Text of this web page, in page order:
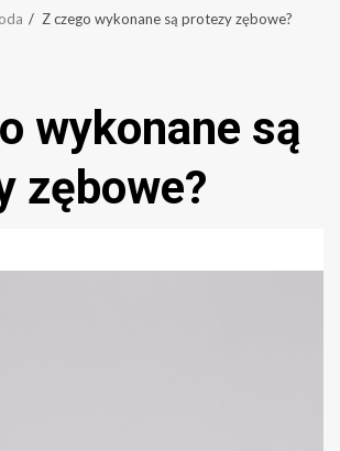
Z czego wykonane są protezy zębowe?
wykonane są
zębowe?